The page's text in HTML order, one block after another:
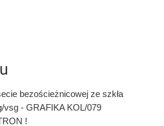
bezościeżnicowej ze szkła
vsg - GRAFIKA KOL/079
!